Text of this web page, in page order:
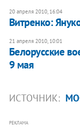
20 апреля 2010, 16:04
Витренко:
21 апреля 2010, 10:01
Белорусские
9 мая
ИСТОЧНИК:
РЕКЛАМА